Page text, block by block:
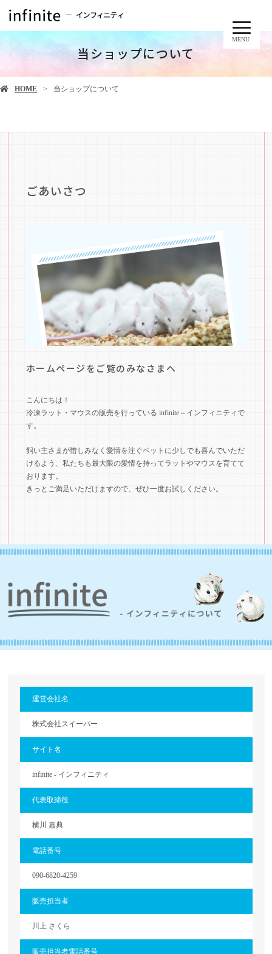
MENU
当ショップについて
HOME 当ショップについて
ごあいさつ
ホームページをご覧のみなさまへ
こんにちは！
冷凍ラット・マウスの販売を行っている infinite – インフィニティで
す。
飼い主さまが惜しみなく愛情を注ぐペットに少しでも喜んでいただ
けるよう、私たちも最大限の愛情を持ってラットやマウスを育てて
おります。
きっとご満足いただけますので、ぜひ一度お試しください。
運営会社名
株式会社スイーパー
サイト名
infinite - インフィニティ
代表取締役
横川 嘉典
電話番号
090-6820-4259
販売担当者
川上 さくら
販売担当者電話番号